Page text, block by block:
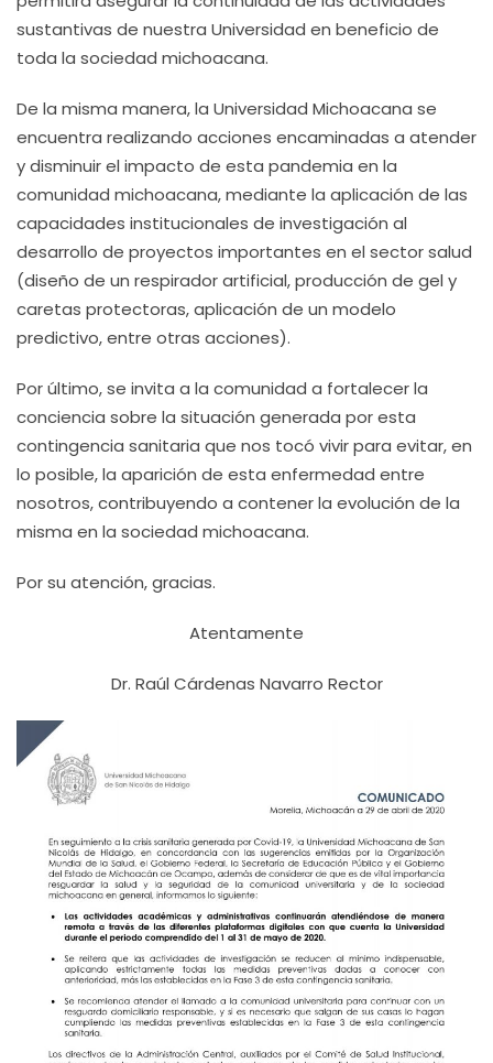
sustantivas de nuestra Universidad en beneficio de
toda la sociedad michoacana.
De la misma manera, la Universidad Michoacana se
encuentra realizando acciones encaminadas a atender
y disminuir el impacto de esta pandemia en la
comunidad michoacana, mediante la aplicación de las
capacidades institucionales de investigación al
desarrollo de proyectos importantes en el sector salud
(diseño de un respirador artificial, producción de gel y
caretas protectoras, aplicación de un modelo
predictivo, entre otras acciones).
Por último, se invita a la comunidad a fortalecer la
conciencia sobre la situación generada por esta
contingencia sanitaria que nos tocó vivir para evitar, en
lo posible, la aparición de esta enfermedad entre
nosotros, contribuyendo a contener la evolución de la
misma en la sociedad michoacana.
Por su atención, gracias.
Atentamente
Dr. Raúl Cárdenas Navarro Rector